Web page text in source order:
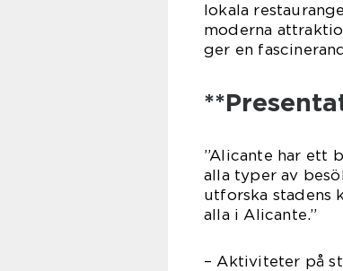
lokala
moderna
ger en
”Alicante har ett
alla typer av
utforska stadens
alla i Alicante.”
– Aktiviteter på